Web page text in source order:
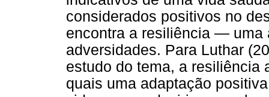
considerados positivos no
encontra a resiliência — uma
adversidades. Para Luthar
estudo do tema, a resiliência
quais uma adaptação